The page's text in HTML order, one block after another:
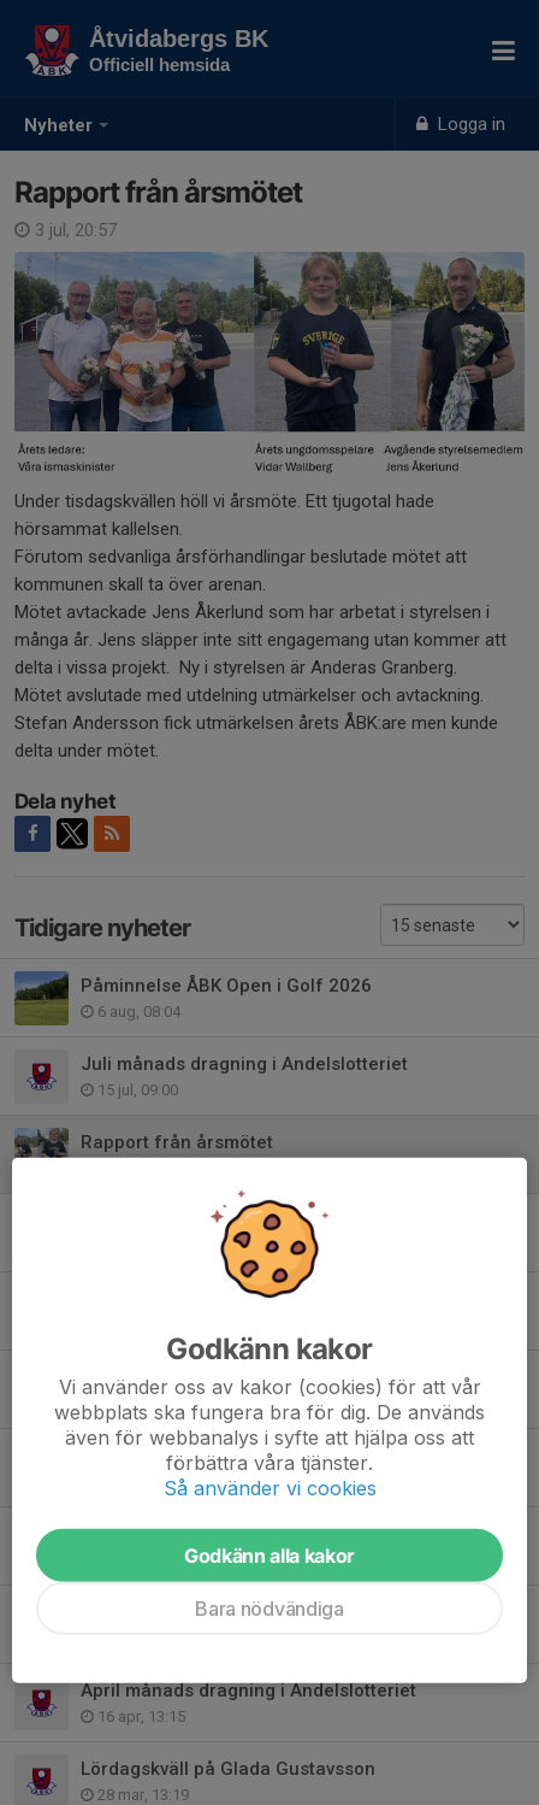
Nyheter Logga in
Åtvidabergs BK
Officiell hemsida
Rapport från årsmötet
3 jul, 20:57
Under tisdagskvällen höll vi årsmöte. Ett tjugotal hade
hörsammat kallelsen.
Förutom sedvanliga årsförhandlingar beslutade mötet att
kommunen skall ta över arenan.
Mötet avtackade Jens Åkerlund som har arbetat i styrelsen i
många år. Jens släpper inte sitt engagemang utan kommer att
delta i vissa projekt. Ny i styrelsen är Anderas Granberg.
Mötet avslutade med utdelning utmärkelser och avtackning.
Stefan Andersson fick utmärkelsen årets ÅBK:are men kunde
delta under mötet.
Dela nyhet
Tidigare nyheter
Påminnelse ÅBK Open i Golf 2026
6 aug, 08:04
Juli månads dragning i Andelslotteriet
15 jul, 09:00
Rapport från årsmötet
Påminnelse, kallelse till årsmöte
Juni månads dragning i Andelslotteriet
Maj månads dragning i Andelslotteriet
15 maj, 07:57
Grillkol/Briketter Toa och hushållspapper
8 maj, 08:35
Påminnelse Arbetskväll på Börjes Arena 6/5
April månads dragning i Andelslotteriet
16 apr, 13:15
Lördagskväll på Glada Gustavsson
28 mar, 13:19
Godkänn kakor
Vi använder oss av kakor (cookies) för att vår
webbplats ska fungera bra för dig. De används
även för webbanalys i syfte att hjälpa oss att
förbättra våra tjänster.
Så använder vi cookies
Godkänn alla kakor
Bara nödvändiga